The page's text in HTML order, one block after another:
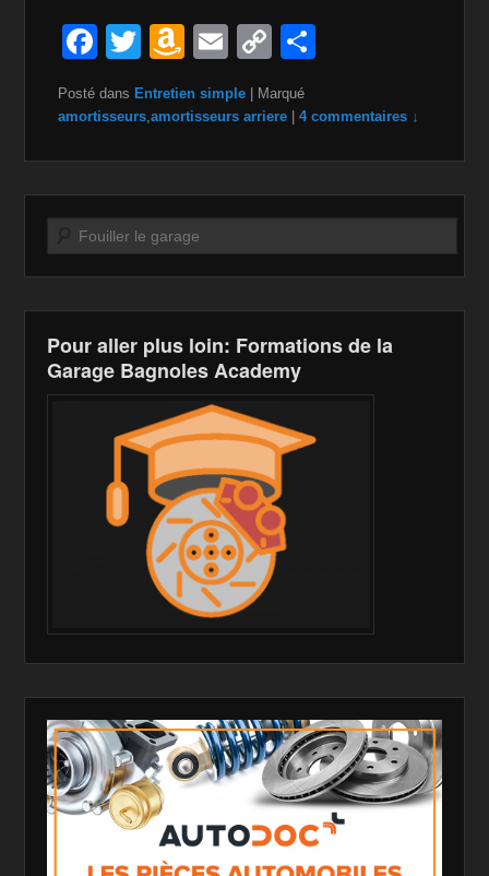
F
c
o
o
k
T
tt
A
a
n
W
is
h
Li
st
E
ail
C
p
n
k
ta
Posté dans Entretien simple
Marqué
amortisseurs,amortisseurs arriere |4 commentaires ↓
Recherche
Pour aller plus loin: Formations de la
Garage Bagnoles Academy